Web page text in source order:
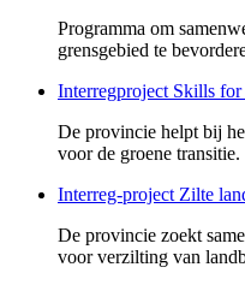
Programma om
grensgebied te
Interregproject Skills
De provincie helpt bij
voor de groene transitie.
Interreg-project Zilte
De provincie zoekt
voor verzilting van